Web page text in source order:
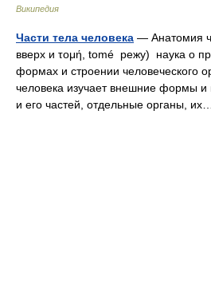
Википедия
Части тела человека — Анатомия
вверх и τομή, tomé режу) наука о
формах и строении человеческого
человека изучает внешние формы и
и его частей, отдельные органы,